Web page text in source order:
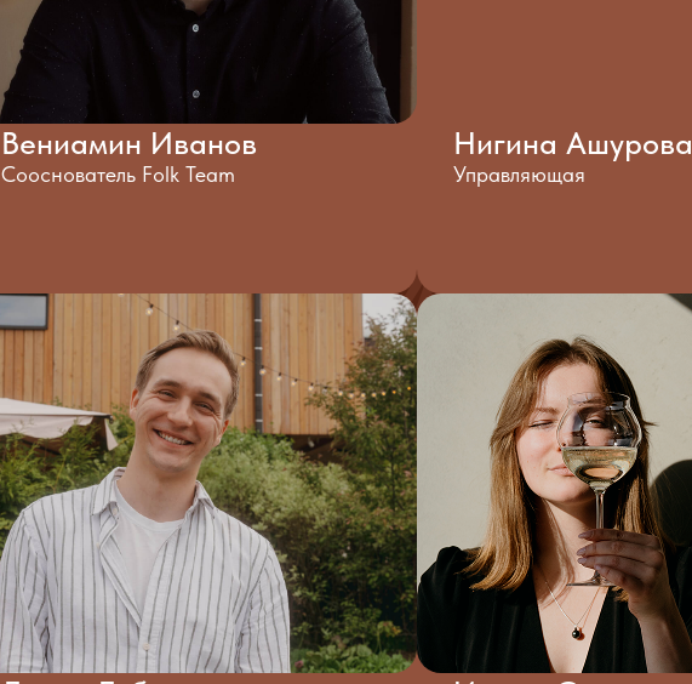
Вениамин Иванов
Сооснователь Folk Team
Нигина Ашурова
Управляющая